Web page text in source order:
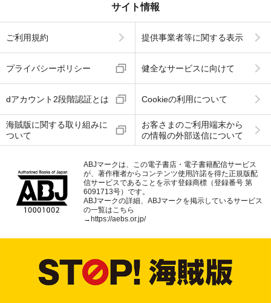
サイト情報
ご利用規約 提供事業者等に関する表示
プライバシーポリシー 健全なサービスに向けて
dアカウント2段階認証とは Cookieの利用について
海賊版に関する取り組みに
ついて
お客さまのご利用端末から
の情報の外部送信について
ABJマークは、この電子書店・電子書籍配信サービス
が、著作権者からコンテンツ使用許諾を得た正規版配
信サービスであることを示す登録商標（登録番号 第
6091713号）です。
ABJマークの詳細、ABJマークを掲示しているサービス
の一覧はこちら
→https://aebs.or.jp/